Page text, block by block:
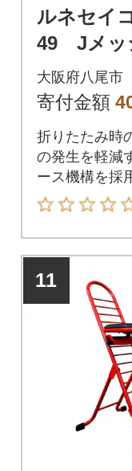
ルネセイ
49 Jメッ
(アイボリ
大阪府八尾市
寄付金額
折りたたみ時
の発生を軽減
ース機構を採
み椅子。
11